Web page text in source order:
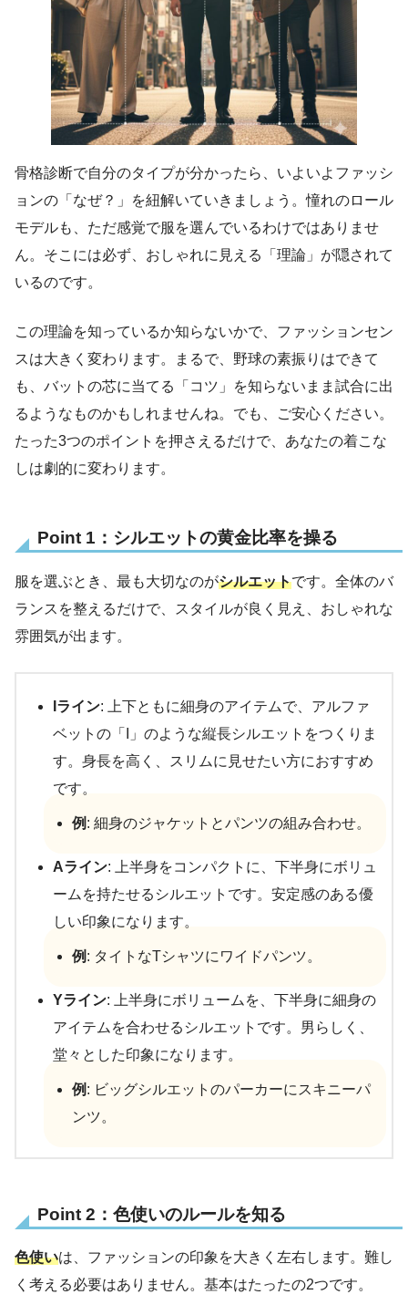
骨格診断で自分のタイプが分かったら、いよいよファッシ
ョンの「なぜ？」を紐解いていきましょう。憧れのロール
モデルも、ただ感覚で服を選んでいるわけではありませ
ん。そこには必ず、おしゃれに見える「理論」が隠されて
いるのです。
この理論を知っているか知らないかで、ファッションセン
スは大きく変わります。まるで、野球の素振りはできて
も、バットの芯に当てる「コツ」を知らないまま試合に出
るようなものかもしれませんね。でも、ご安心ください。
たった3つのポイントを押さえるだけで、あなたの着こな
しは劇的に変わります。
Point 1：シルエットの黄金比率を操る
服を選ぶとき、最も大切なのがシルエットです。全体のバ
ランスを整えるだけで、スタイルが良く見え、おしゃれな
雰囲気が出ます。
Iライン: 上下ともに細身のアイテムで、アルファ
ベットの「I」のような縦長シルエットをつくりま
す。身長を高く、スリムに見せたい方におすすめ
です。
例 : 細身のジャケットとパンツの組み合わせ。
Aライン: 上半身をコンパクトに、下半身にボリュ
ームを持たせるシルエットです。安定感のある優
しい印象になります。
例 : タイトなTシャツにワイドパンツ。
Yライン: 上半身にボリュームを、下半身に細身の
アイテムを合わせるシルエットです。男らしく、
堂々とした印象になります。
例 : ビッグシルエットのパーカーにスキニーパ
ンツ。
Point 2：色使いのルールを知る
色使いは、ファッションの印象を大きく左右します。難し
く考える必要はありません。基本はたったの2つです。